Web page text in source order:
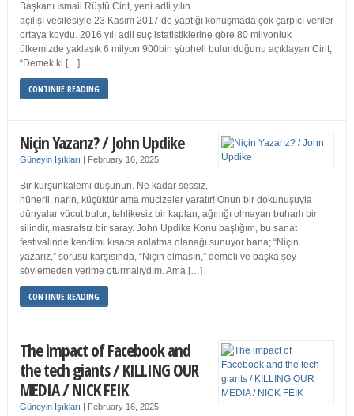
Başkanı İsmail Rüştü Cirit, yeni adli yılın
açılışı vesilesiyle 23 Kasım 2017’de yaptığı konuşmada çok çarpıcı veriler
ortaya koydu. 2016 yılı adli suç istatistiklerine göre 80 milyonluk
ülkemizde yaklaşık 6 milyon 900bin şüpheli bulunduğunu açıklayan Cirit;
“Demek ki […]
CONTINUE READING
Niçin Yazarız? / John Updike
Güneyin Işıkları | February 16, 2025
Bir kurşunkalemi düşünün. Ne kadar sessiz,
hünerli, narin, küçüktür ama mucizeler yaratır! Onun bir dokunuşuyla
dünyalar vücut bulur; tehlikesiz bir kaplan, ağırlığı olmayan buharlı bir
silindir, masrafsız bir saray. John Updike Konu başlığım, bu sanat
festivalinde kendimi kısaca anlatma olanağı sunuyor bana; “Niçin
yazarız,” sorusu karşısında, “Niçin olmasın,” demeli ve başka şey
söylemeden yerime oturmalıydım. Ama […]
CONTINUE READING
The impact of Facebook and
the tech giants / KILLING OUR
MEDIA / NICK FEIK
Güneyin Işıkları | February 16, 2025